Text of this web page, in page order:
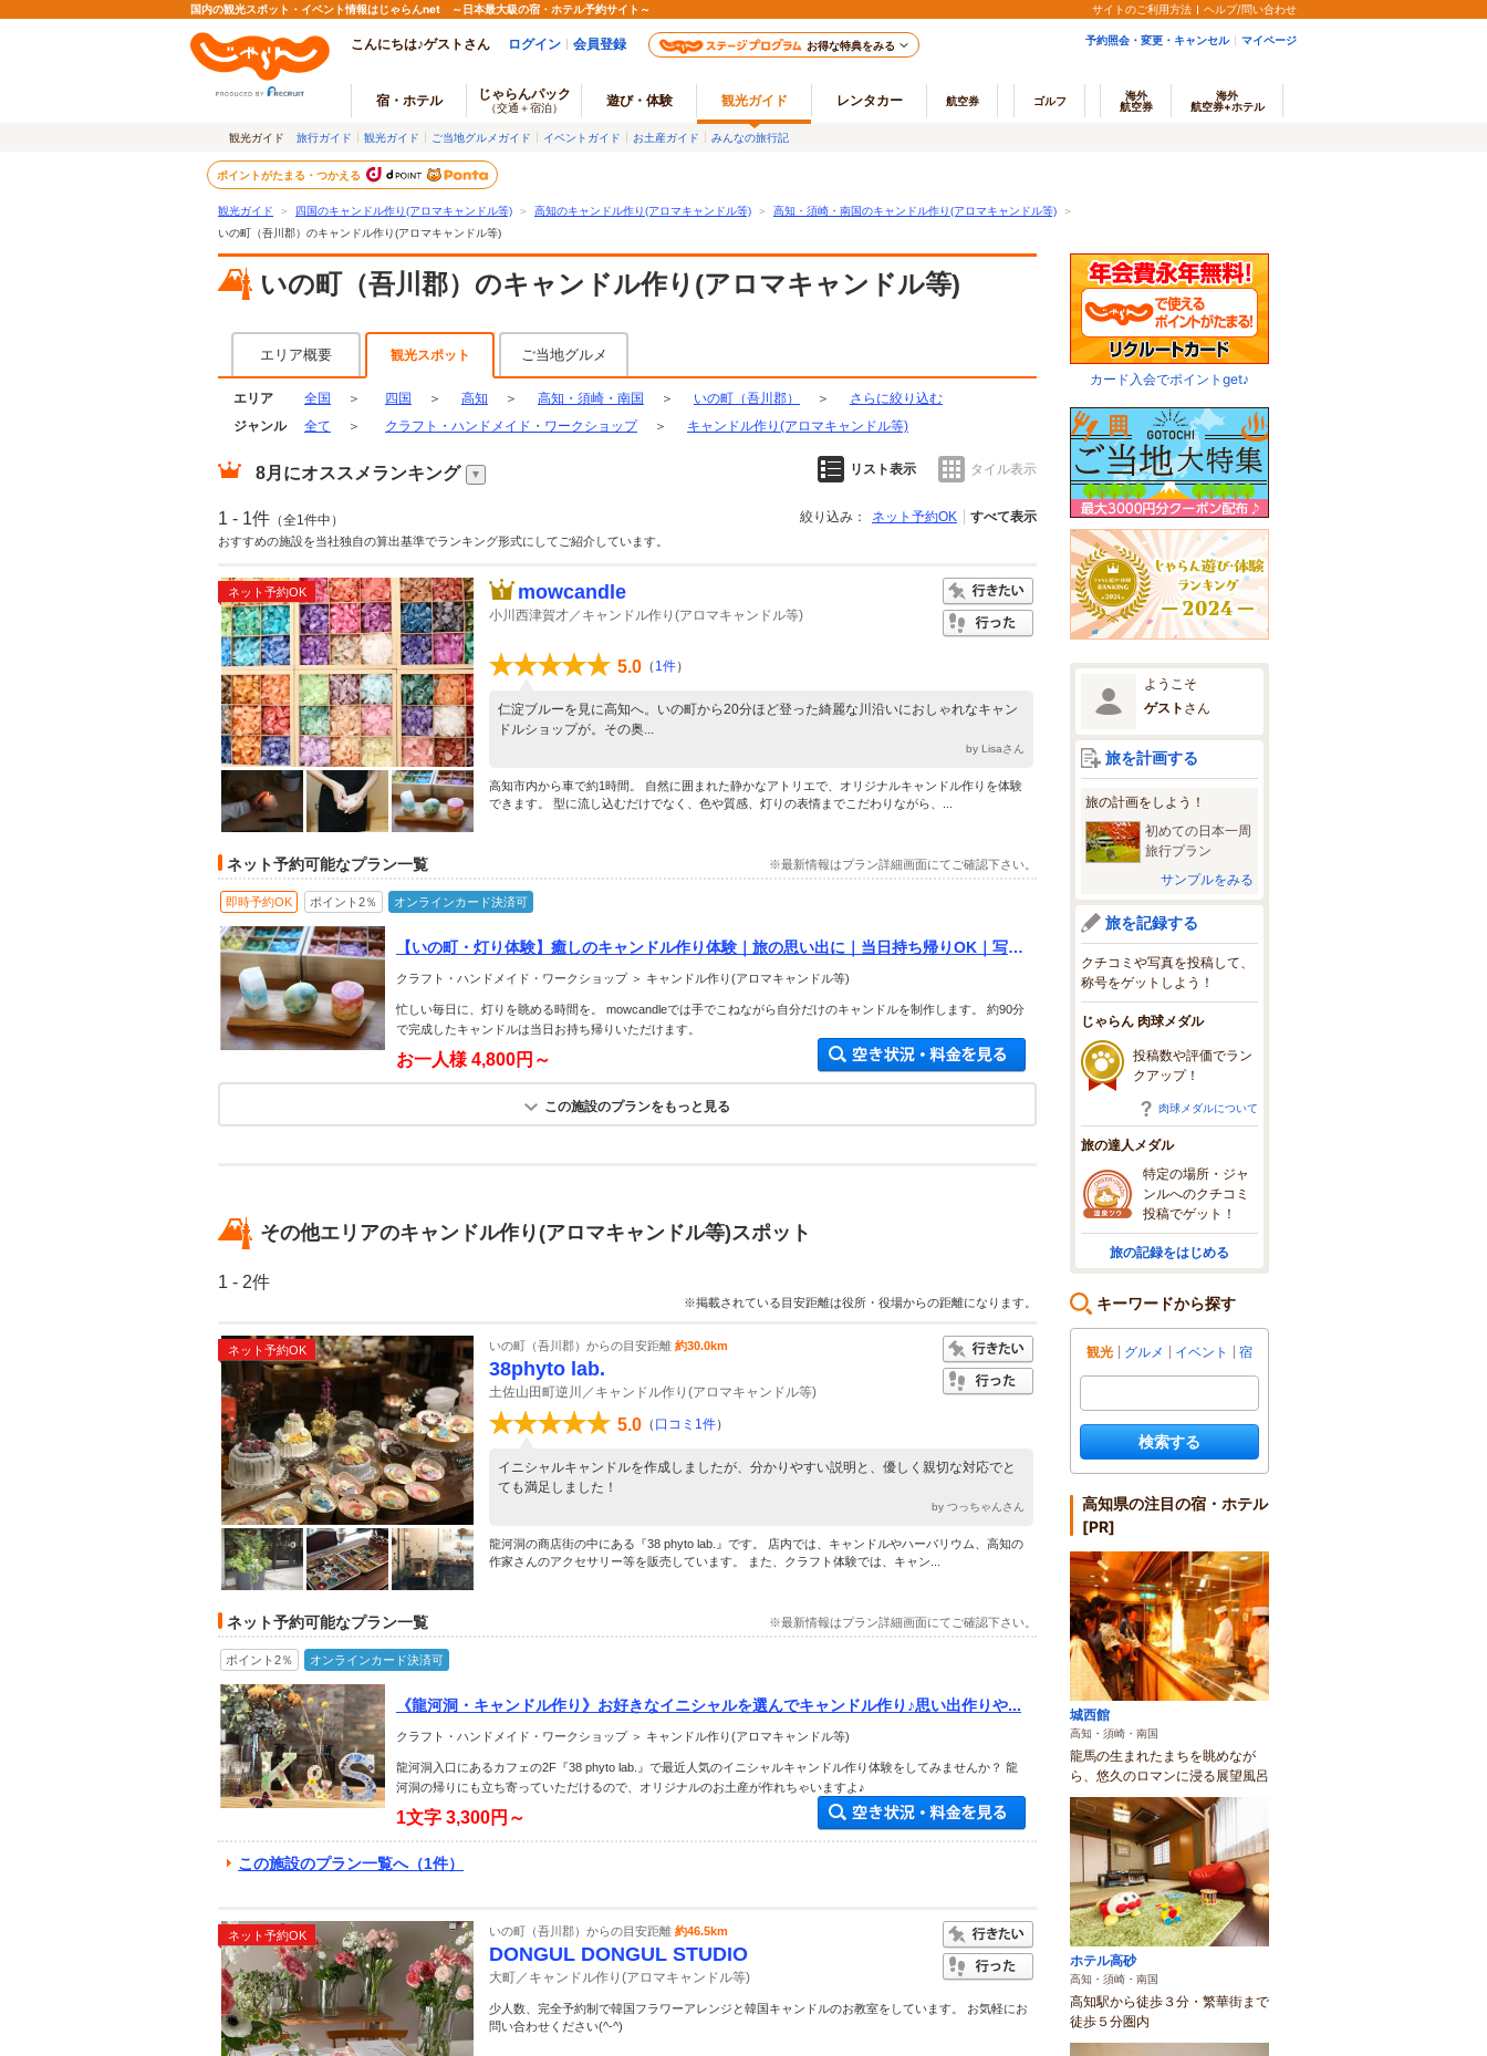
国内の観光スポット・イベント情報はじゃらんnet ～日本最大級の宿・ホテル予約サイト～ サイトのご利用方法 ヘルプ/問い合わせ
こんにちは♪ゲストさん ログイン 会員登録 お得な特典をみる 予約照会・変更・キャンセル マイページ
宿・ホテル じゃらんパック
（交通＋宿泊） 遊び・体験 観光ガイド レンタカー 航空券 ゴルフ
海外
航空券
海外
航空券+ホテル
観光ガイド 旅行ガイド 観光ガイド ご当地グルメガイド イベントガイド お土産ガイド みんなの旅行記
ポイントがたまる・つかえる
観光ガイド ＞ 四国のキャンドル作り(アロマキャンドル等) ＞ 高知のキャンドル作り(アロマキャンドル等) ＞ 高知・須崎・南国のキャンドル作り(アロマキャンドル等)
＞
いの町（吾川郡）のキャンドル作り(アロマキャンドル等)
いの町（吾川郡）のキャンドル作り(アロマキャンドル等)
エリア概要 観光スポット ご当地グルメ
エリア 全国 ＞ 四国 ＞ 高知 ＞ 高知・須崎・南国 ＞ いの町（吾川郡） ＞
さらに絞り込む
ジャンル
全て ＞ クラフト・ハンドメイド・ワークショップ ＞ キャンドル作り(アロマキャンドル等)
8月 にオススメランキング リスト表示 タイル表示
1 - 1件 （全1件中） 絞り込み： ネット予約OK すべて表示
おすすめの施設を当社独自の算出基準でランキング形式にしてご紹介しています。
ネット予約OK mowcandle
小川西津賀才／キャンドル作り(アロマキャンドル等)
5.0 （ 1件）
仁淀ブルーを見に高知へ。いの町から20分ほど登った綺麗な川沿いにおしゃれなキャン
ドルショップが。その奥...
by Lisaさん
高知市内から車で約1時間。 自然に囲まれた静かなアトリエで、オリジナルキャンドル作りを体験
できます。 型に流し込むだけでなく、色や質感、灯りの表情までこだわりながら、...
ネット予約可能なプラン一覧 ※最新情報はプラン詳細画面にてご確認下さい。
即時予約OK ポイント2％ オンラインカード決済可
【いの町・灯り体験】癒しのキャンドル作り体験｜旅の思い出に｜当日持ち帰りOK｜写真
クラフト・ハンドメイド・ワークショップ ＞ キャンドル作り(アロマキャンドル等)
忙しい毎日に、灯りを眺める時間を。 mowcandleでは手でこねながら自分だけのキャンドルを制作します。 約90分
で完成したキャンドルは当日お持ち帰りいただけます。
お一人様 4,800円～
空き状況・料金を見る
この施設のプランをもっと見る
その他エリアのキャンドル作り(アロマキャンドル等)スポット
1 - 2件
※掲載されている目安距離は役所・役場からの距離になります。
ネット予約OK いの町（吾川郡）からの目安距離 約30.0km
38phyto lab.
土佐山田町逆川／キャンドル作り(アロマキャンドル等)
5.0 （ 口コミ1件）
イニシャルキャンドルを作成しましたが、分かりやすい説明と、優しく親切な対応でと
ても満足しました！
by つっちゃんさん
龍河洞の商店街の中にある『38 phyto lab.』です。 店内では、キャンドルやハーバリウム、高知の
作家さんのアクセサリー等を販売しています。 また、クラフト体験では、キャン...
ネット予約可能なプラン一覧 ※最新情報はプラン詳細画面にてご確認下さい。
ポイント2％ オンラインカード決済可
《龍河洞・キャンドル作り》お好きなイニシャルを選んでキャンドル作り♪思い出作りや...
クラフト・ハンドメイド・ワークショップ ＞ キャンドル作り(アロマキャンドル等)
龍河洞入口にあるカフェの2F『38 phyto lab.』で最近人気のイニシャルキャンドル作り体験をしてみませんか？ 龍
河洞の帰りにも立ち寄っていただけるので、オリジナルのお土産が作れちゃいますよ♪
1文字 3,300円～
空き状況・料金を見る
この施設のプラン一覧へ（1件）
ネット予約OK いの町（吾川郡）からの目安距離 約46.5km
DONGUL DONGUL STUDIO
大町／キャンドル作り(アロマキャンドル等)
少人数、完全予約制で韓国フラワーアレンジと韓国キャンドルのお教室をしています。 お気軽にお
問い合わせください(^-^)
カード入会でポイントget♪
ようこそ
ゲスト さん
旅を計画する
旅の計画をしよう！
初めての日本一周
旅行プラン
サンプルをみる
旅を記録する
クチコミや写真を投稿して、
称号をゲットしよう！
じゃらん 肉球メダル
投稿数や評価でラン
クアップ！
肉球メダルについて
旅の達人メダル
特定の場所・ジャ
ンルへのクチコミ
投稿でゲット！
旅の記録をはじめる
キーワードから探す
観光 グルメ イベント 宿
検索する
高知県の注目の宿・ホテル
[PR]
城西館
高知・須崎・南国
龍馬の生まれたまちを眺めなが
ら、悠久のロマンに浸る展望風呂
ホテル高砂
高知・須崎・南国
高知駅から徒歩３分・繁華街まで
徒歩５分圏内